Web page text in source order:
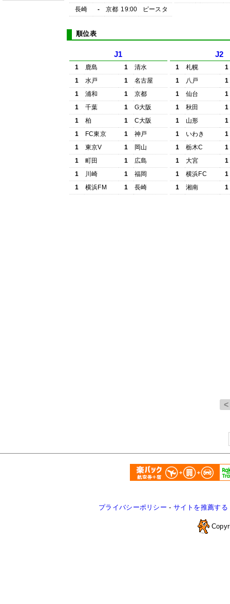
長崎
- 京都 19:00 ピースタ
順位表
J1
1 鹿島 1
清水
1
水戸 1
名古屋
1
浦和 1
京都
1
千葉 1
G大阪
1
柏 1
C大阪
1
FC東京 1
神戸
1
東京V 1
岡山
1
町田 1
広島
1
川崎 1
福岡
1
横浜FM 1 長崎
J2
1 札幌
1
1
八戸
1
1
仙台
1
1
秋田
1
1
山形
1
1
いわき
1
1
栃木C
1
1
大宮
1
1
横浜FC
1
1
湘南 1
プライバシーポリシー - サイトを推薦する